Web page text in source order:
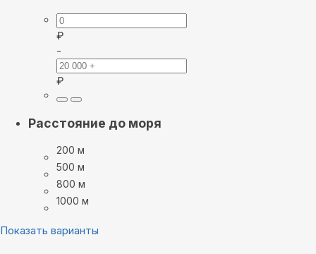
₽
-
₽
Расстояние до моря
200 м
500 м
800 м
1000 м
Показать варианты